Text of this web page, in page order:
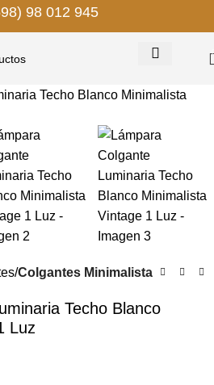
98 012 945
Colgantes Minimalista
Techo Blanco
Luz